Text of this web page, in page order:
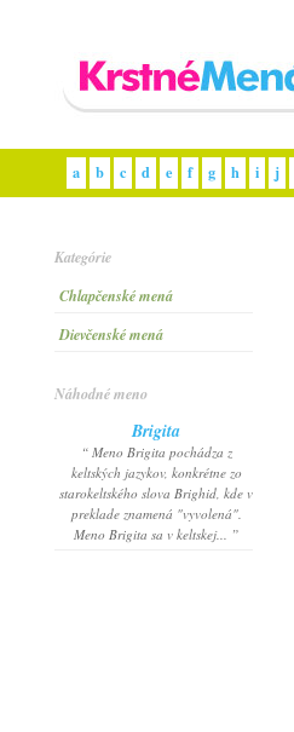
a b c d e f g h i j
Kategórie
Chlapčenské mená
Dievčenské mená
Náhodné meno
Brigita
“ Meno Brigita pochádza z
keltských jazykov, konkrétne zo
starokeltského slova Brighid, kde v
preklade znamená "vyvolená".
Meno Brigita sa v keltskej... ”